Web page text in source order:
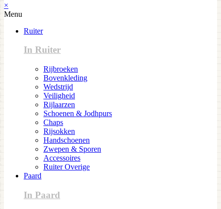
×
Menu
Ruiter
In Ruiter
Rijbroeken
Bovenkleding
Wedstrijd
Veiligheid
Rijlaarzen
Schoenen & Jodhpurs
Chaps
Rijsokken
Handschoenen
Zwepen & Sporen
Accessoires
Ruiter Overige
Paard
In Paard